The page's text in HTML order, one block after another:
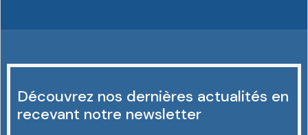
Découvrez nos dernières actualités en
recevant notre newsletter